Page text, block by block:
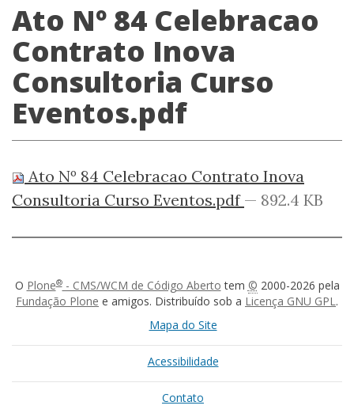
Ato Nº 84 Celebracao
Contrato Inova
Consultoria Curso
Eventos.pdf
Ato Nº 84 Celebracao Contrato Inova
Consultoria Curso Eventos.pdf — 892.4 KB
O Plone®- CMS/WCM de Código Aberto tem © 2000-2026 pela
Fundação Plone e amigos. Distribuído sob a Licença GNU GPL.
Mapa do Site
Acessibilidade
Contato